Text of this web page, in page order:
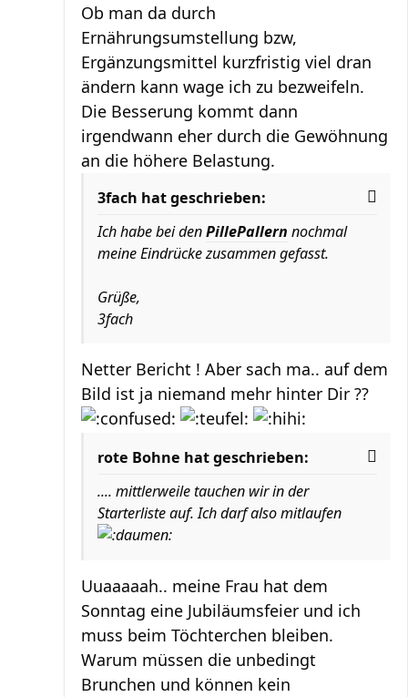
Ob man da durch
Ernährungsumstellung bzw,
Ergänzungsmittel kurzfristig viel dran
ändern kann wage ich zu bezweifeln.
Die Besserung kommt dann
irgendwann eher durch die Gewöhnung
an die höhere Belastung.
3fach hat geschrieben:
Ich habe bei denPillePallern nochmal
meine Eindrücke zusammen gefasst.
Grüße,
3fach
Netter Bericht ! Aber sach ma.. auf dem
Bild ist ja niemand mehr hinter Dir ??
rote Bohne hat geschrieben:
.... mittlerweile tauchen wir in der
Starterliste auf. Ich darf also mitlaufen
Uuaaaaah.. meine Frau hat dem
Sonntag eine Jubiläumsfeier und ich
muss beim Töchterchen bleiben.
Warum müssen die unbedingt
Brunchen und können kein